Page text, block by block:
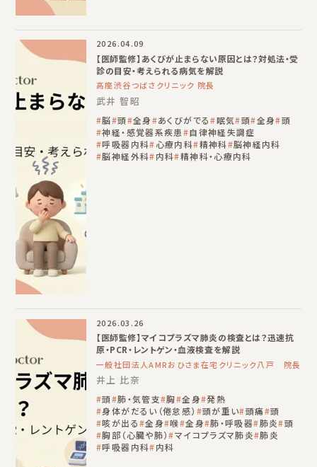
2026.04.09
【医師監修】あくびが止まらない原因とは？対処法・受
診の目安・考えられる病気を解説
高座渋谷つばさクリニック 院長
武井 智昭
脳 頭 全身 あくびがでる 眠気 頭 全身 頭
神経・感覚器系疾患
自律神経失調症
呼吸器内科 心療内科 精神科 脳神経内科
脳神経外科 内科 精神科・心療内科
2026.03.26
【医師監修】マイコプラズマ肺炎の検査とは？迅速抗
原・PCR・レントゲン・血液検査を解説
一般社団法人AMRおひさま在宅クリニック八戸 院長
井上 比奈
頭 肺・気管支 胸 全身
発熱
身体がだるい（倦怠感）
頭が重い 頭痛 頭
咳が出る
全身 喉 全身 肺・呼吸器 肺炎 頭
胸部（心臓や肺） マイコプラズマ肺炎 肺炎
呼吸器内科 内科